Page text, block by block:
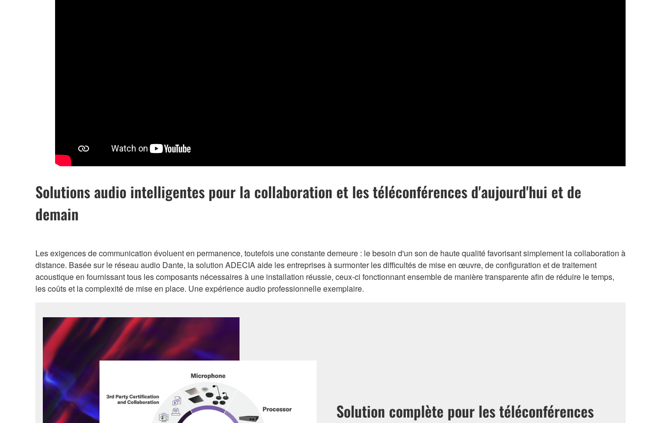
Solutions audio intelligentes pour la collaboration et les téléconférences d'aujourd'hui et de
demain
Les exigences de communication évoluent en permanence, toutefois une constante demeure : le besoin d'un son de haute qualité favorisant simplement la collaboration à
distance. Basée sur le réseau audio Dante, la solution ADECIA aide les entreprises à surmonter les difficultés de mise en œuvre, de configuration et de traitement
acoustique en fournissant tous les composants nécessaires à une installation réussie, ceux-ci fonctionnant ensemble de manière transparente afin de réduire le temps,
les coûts et la complexité de mise en place. Une expérience audio professionnelle exemplaire.
Solution complète pour les téléconférences